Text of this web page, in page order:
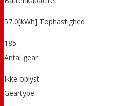
57,0[kWh] Tophastighed
185
Antal gear
Ikke oplyst
Geartype